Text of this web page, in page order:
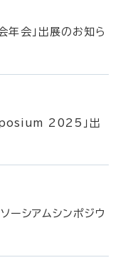
年会」出展のお知ら
2025」出
ーシアムシンポジウ